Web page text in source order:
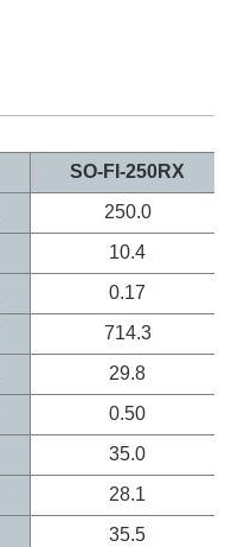
SO-FI-250RX
250.0
10.4
0.17
714.3
29.8
0.50
35.0
28.1
35.5